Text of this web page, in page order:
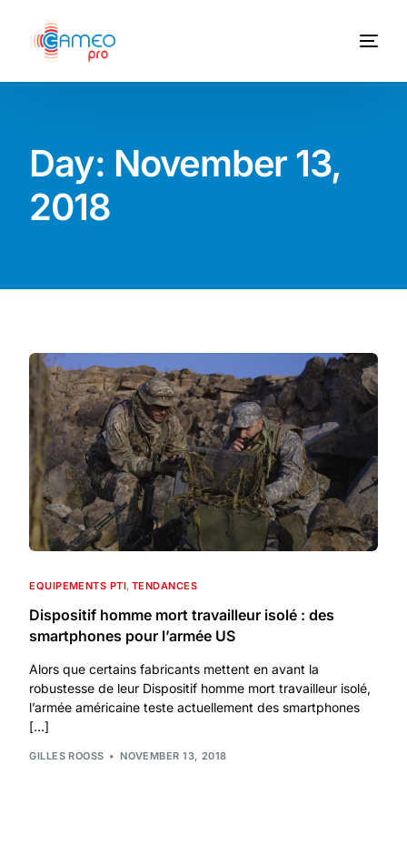
Day: November 13,
2018
EQUIPEMENTS PTI,TENDANCES
Dispositif homme mort travailleur isolé : des
smartphones pour l’armée US
Alors que certains fabricants mettent en avant la
robustesse de leur Dispositif homme mort travailleur isolé,
l’armée américaine teste actuellement des smartphones
[…]
GILLES ROOSS NOVEMBER 13, 2018